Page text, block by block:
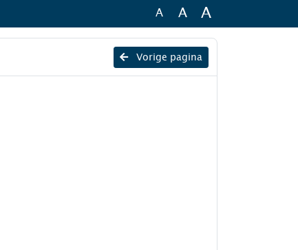
A A A
Vorige pagina